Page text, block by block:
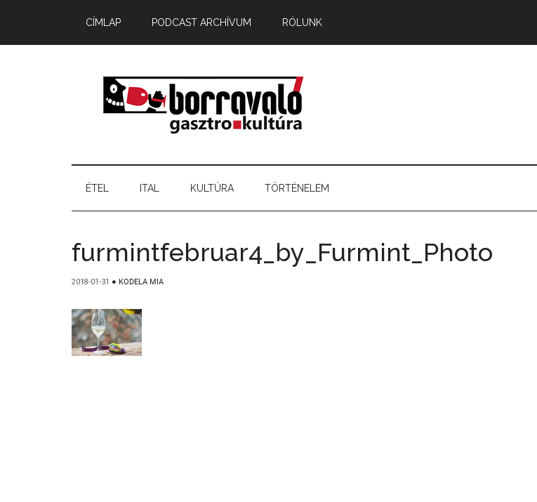
CÍMLAP PODCAST ARCHÍVUM RÓLUNK
ÉTEL ITAL KULTÚRA TÖRTÉNELEM
furmintfebruar4_by_Furmint_Photo
2018-01-31 ● KODELA MIA